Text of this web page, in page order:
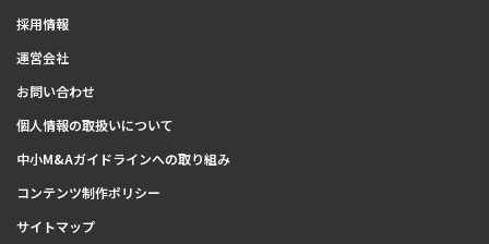
採用情報
運営会社
お問い合わせ
個人情報の取扱いについて
中小M&Aガイドラインへの取り組み
コンテンツ制作ポリシー
サイトマップ